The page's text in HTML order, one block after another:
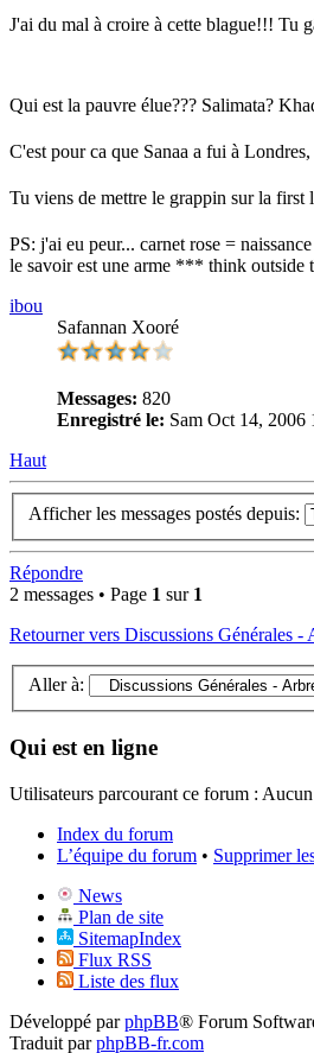
J'ai du mal à croire à cette blague!!! Tu
Qui est la pauvre élue??? Salimata?
C'est pour ca que Sanaa a fui à
Tu viens de mettre le grappin sur la first
PS: j'ai eu peur... carnet rose =
le savoir est une arme *** think outside
ibou
Safannan Xooré
Messages: 820
Enregistré le: Sam Oct 14, 2006
Haut
Afficher les messages postés depuis:
Répondre
2 messages • Page 1 sur 1
Retourner vers Discussions Générales -
Aller à:
Qui est en ligne
Utilisateurs parcourant ce forum :
Index du forum
L’équipe du forum • Supprimer
News
Plan de site
SitemapIndex
Flux RSS
Liste des flux
Développé parphpBB® Forum
Traduit parphpBB-fr.com